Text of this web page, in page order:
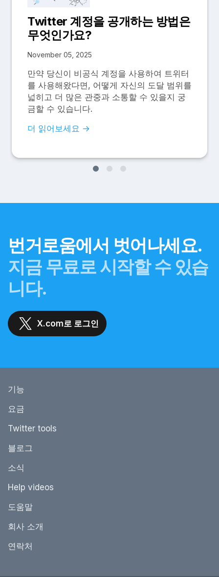
Twitter 계정을 공개하는 방법은
무엇인가요?
November 05, 2025
만약 당신이 비공식 계정을 사용하여 트위터
를 사용해왔다면, 어떻게 자신의 도달 범위를
넓히고 더 많은 관중과 소통할 수 있을지 궁
금할 수 있습니다.
더 읽어보세요 →
번거로움에서 벗어나세요.
지금 무료로 시작할 수 있습
니다.
X.com로 로그인
기능
요금
Twitter tools
블로그
소식
Help videos
도움말
회사 소개
연락처